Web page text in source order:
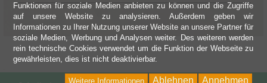
Funktionen für soziale Medien anbieten zu können und die Zugriffe
auf unsere Website zu analysieren. Außerdem geben wir
Informationen zu Ihrer Nutzung unserer Website an unsere Partner für
soziale Medien, Werbung und Analysen weiter. Des weiteren werden
rein technische Cookies verwendet um die Funktion der Webseite zu
gewährleisten, dies ist nicht deaktivierbar.
Annehmen
Ablehnen
Weitere Informationen